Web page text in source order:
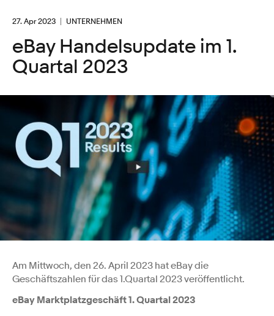
27. Apr 2023 UNTERNEHMEN
eBay Handelsupdate im 1.
Quartal 2023
Am Mittwoch, den 26. April 2023 hat eBay die
Geschäftszahlen für das 1.Quartal 2023 veröffentlicht.
eBay Marktplatzgeschäft 1. Quartal 2023